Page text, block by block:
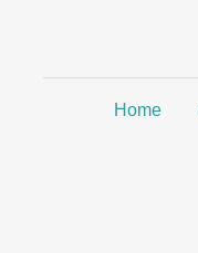
Home